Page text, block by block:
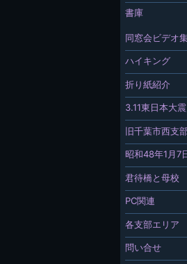
書庫
同窓会ビデオ集
ハイキング
折り紙紹介
3.11東日本大
旧千葉市西支
昭和48年1月7
君待橋と母校
PC関連
各支部エリア
問い合せ